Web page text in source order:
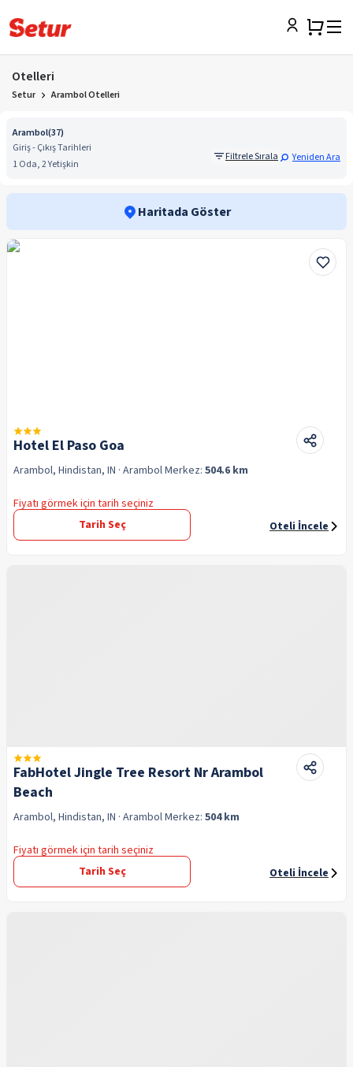
Otelleri
Setur Arambol Otelleri
Arambol(37)
Giriş - Çıkış Tarihleri
1 Oda, 2 Yetişkin
Filtrele Sırala Yeniden Ara
Haritada Göster
Hotel El Paso Goa
Arambol, Hindistan, IN · ArambolMerkez: 504.6 km
Fiyatı görmek için tarih seçiniz
Tarih Seç
Oteli İncele
FabHotel Jingle Tree Resort Nr Arambol
Beach
Arambol, Hindistan, IN · ArambolMerkez: 504 km
Fiyatı görmek için tarih seçiniz
Tarih Seç
Oteli İncele